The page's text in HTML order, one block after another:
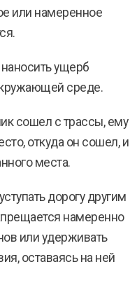
или намеренное
ущерб
среде.
сошел с трассы, ему
откуда он сошел, и
места.
дорогу другим
намеренно
или удерживать
оставаясь на ней